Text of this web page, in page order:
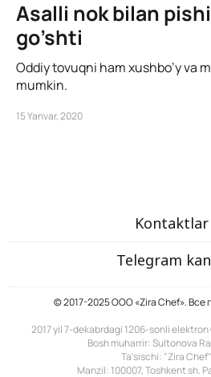
Asalli nok bilan
go’shti
Oddiy tovuqni ham xushbo’y va
mumkin.
15 Yanvar, 2020
Kontaktlar
Telegram
© 2017-2025 ООО «Zira Chef». Все
2017 yil 7-dekabrdagi 1206-sonli
Bosh muharrir: Sultonova
Ta'sischi: "Zira
Manzil: 100007, Toshkent sh.